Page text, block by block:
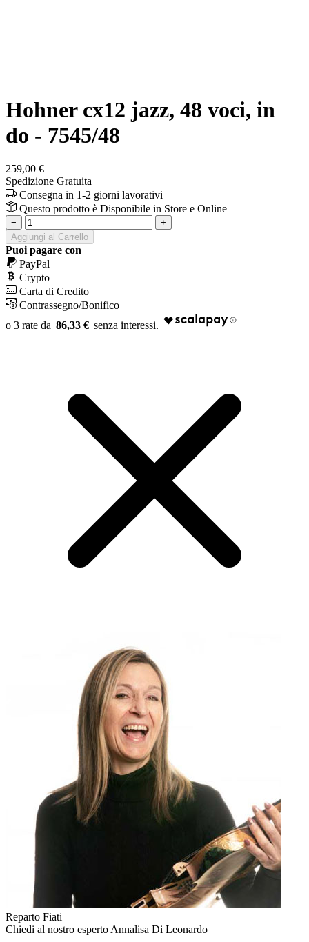
Hohner cx12 jazz, 48 voci, in
do - 7545/48
259,00 €
Spedizione Gratuita
Consegna in 1-2 giorni lavorativi
Questo prodotto è Disponibile in Store e Online
−
+
Aggiungi al Carrello
Puoi pagare con
PayPal
Crypto
Carta di Credito
Contrassegno/Bonifico
86,33 €
Reparto Fiati
Chiedi al nostro espertoAnnalisa Di Leonardo